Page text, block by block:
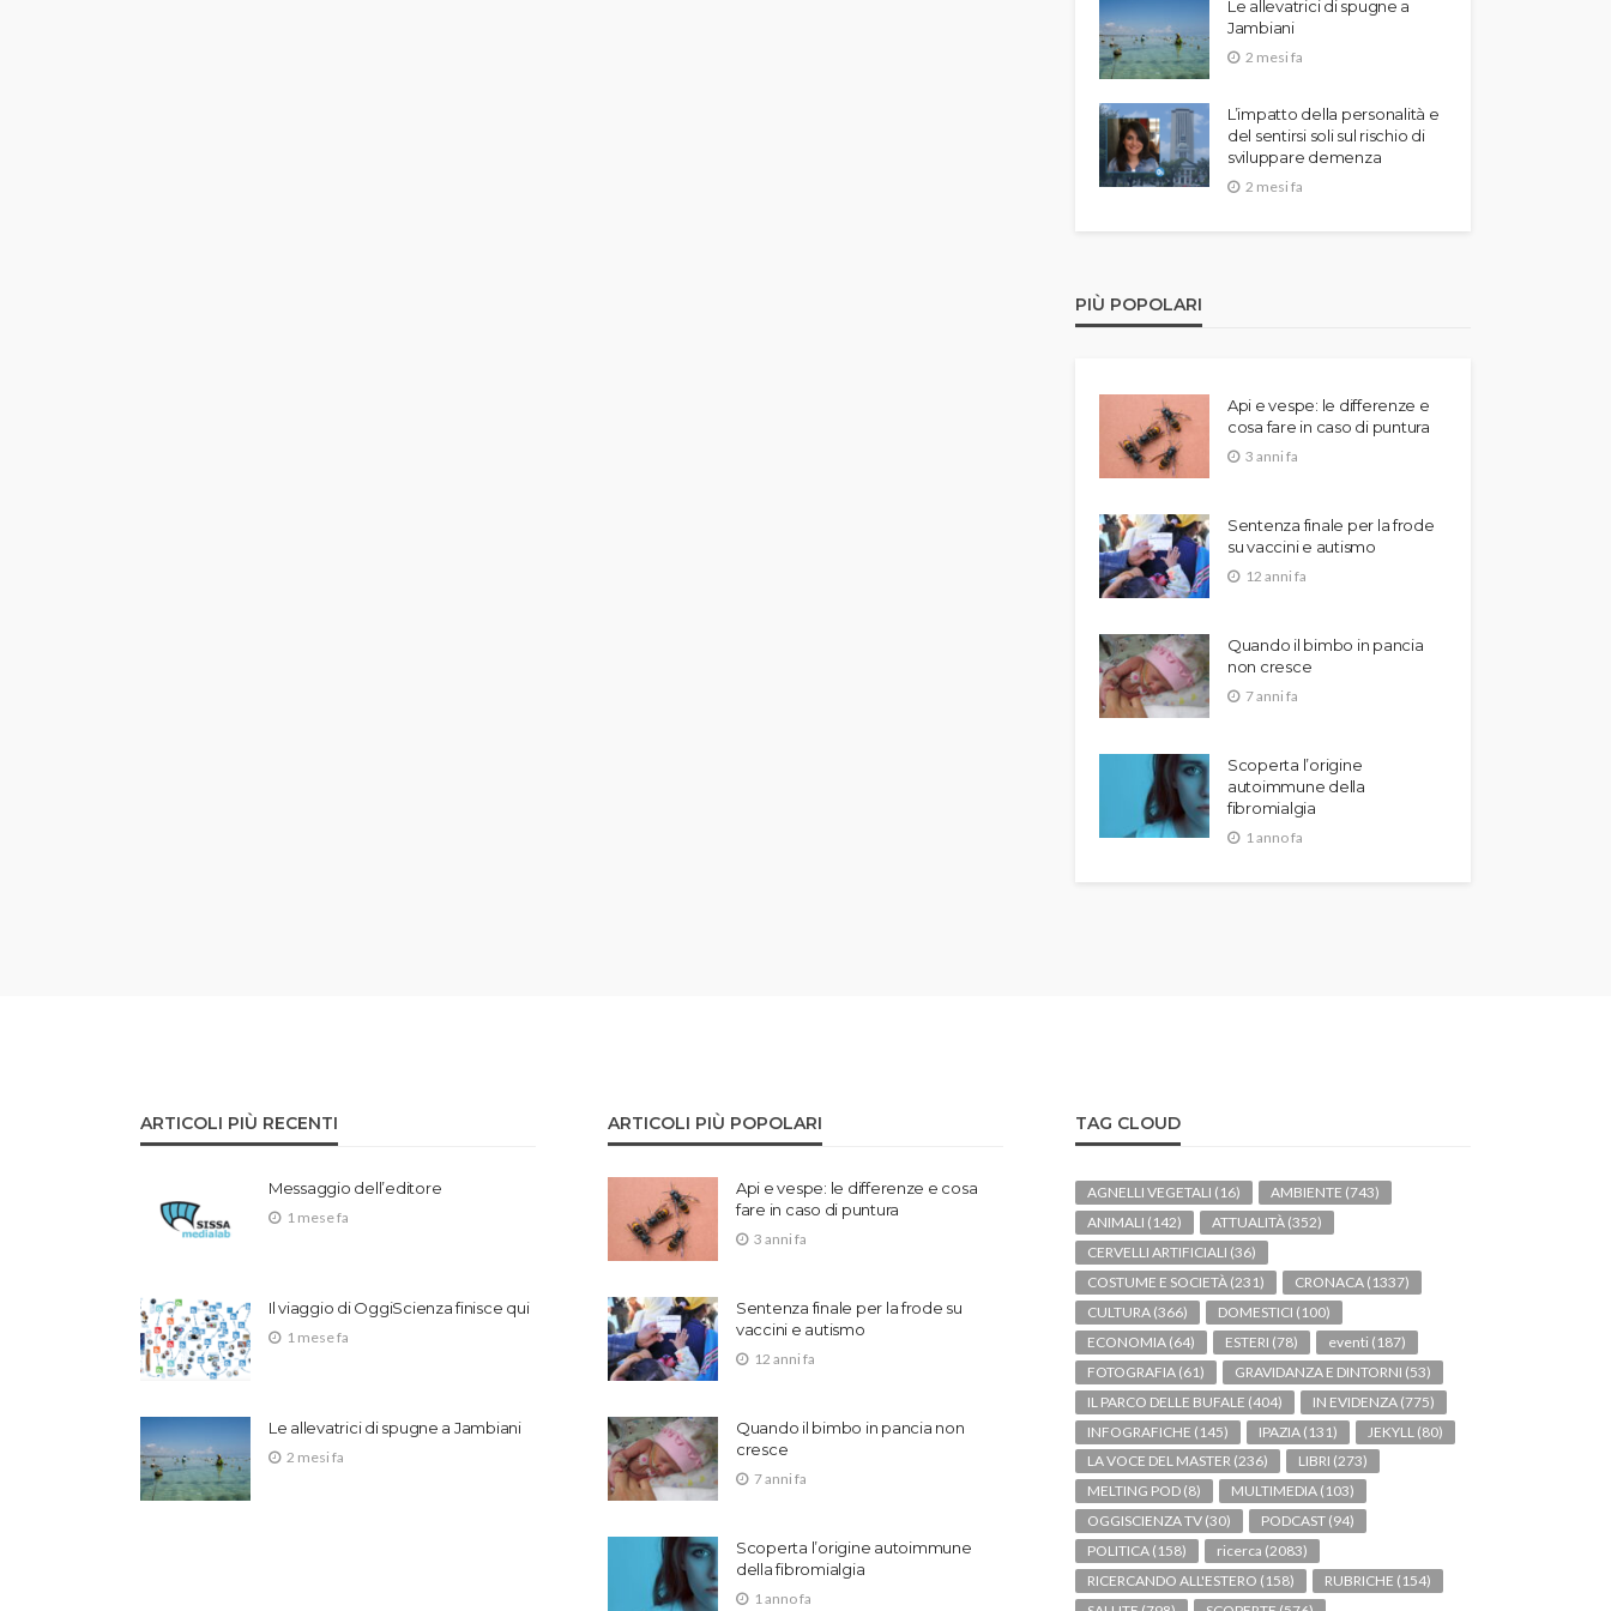
Le allevatrici di spugne a
Jambiani
2 mesi fa
L’impatto della personalità e
del sentirsi soli sul rischio di
sviluppare demenza
2 mesi fa
PIÙ POPOLARI
Api e vespe: le differenze e
cosa fare in caso di puntura
3 anni fa
Sentenza finale per la frode
su vaccini e autismo
12 anni fa
Quando il bimbo in pancia
non cresce
7 anni fa
Scoperta l’origine
autoimmune della
fibromialgia
1 anno fa
ARTICOLI PIÙ RECENTI
Messaggio dell’editore
1 mese fa
Il viaggio di OggiScienza finisce qui
1 mese fa
Le allevatrici di spugne a Jambiani
2 mesi fa
ARTICOLI PIÙ POPOLARI
Api e vespe: le differenze e cosa
fare in caso di puntura
3 anni fa
Sentenza finale per la frode su
vaccini e autismo
12 anni fa
Quando il bimbo in pancia non
cresce
7 anni fa
Scoperta l’origine autoimmune
della fibromialgia
1 anno fa
TAG CLOUD
AGNELLI VEGETALI (16) AMBIENTE (743)
ANIMALI (142) ATTUALITÀ (352)
CERVELLI ARTIFICIALI (36)
COSTUME E SOCIETÀ (231) CRONACA (1337)
CULTURA (366) DOMESTICI (100)
ECONOMIA (64) ESTERI (78) eventi (187)
FOTOGRAFIA (61) GRAVIDANZA E DINTORNI (53)
IL PARCO DELLE BUFALE (404) IN EVIDENZA (775)
INFOGRAFICHE (145) IPAZIA (131) JEKYLL (80)
LA VOCE DEL MASTER (236) LIBRI (273)
MELTING POD (8) MULTIMEDIA (103)
OGGISCIENZA TV (30) PODCAST (94)
POLITICA (158) ricerca (2083)
RICERCANDO ALL'ESTERO (158) RUBRICHE (154)